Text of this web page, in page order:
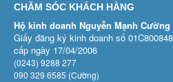
CHĂM SÓC KHÁCH HÀNG
Hộ kinh doanh Nguyễn Mạnh Cường
Giấy đăng ký kinh doanh số
cấp ngày 17/04/2006
(0243) 9288 277
090 329 6585 (Cường)